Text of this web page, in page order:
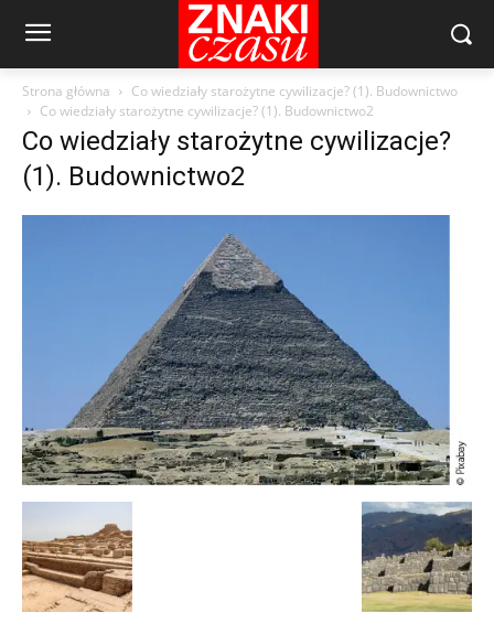
Strona główna
Co wiedziały starożytne cywilizacje? (1). Budownictwo
Co wiedziały starożytne cywilizacje? (1). Budownictwo2
Co wiedziały starożytne cywilizacje?
(1). Budownictwo2